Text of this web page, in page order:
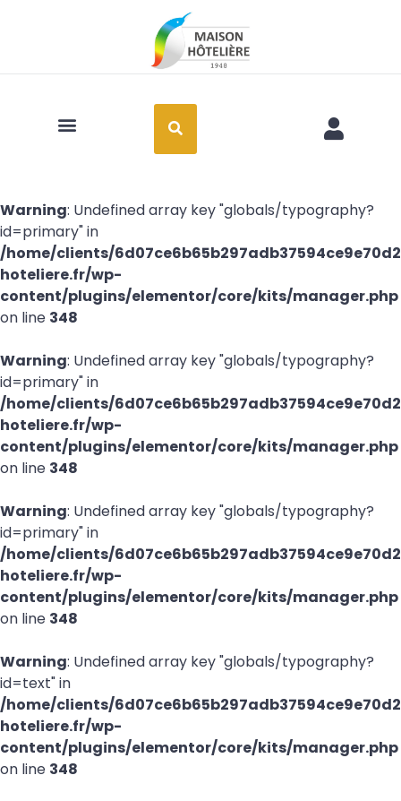
Warning: Undefined array key "globals/typography?
id=primary" in
/home/clients/
hoteliere.fr/wp-
content/plugins/elementor/core/kits/manager.php
on line 348
Warning: Undefined array key "globals/typography?
id=primary" in
/home/clients/
hoteliere.fr/wp-
content/plugins/elementor/core/kits/manager.php
on line 348
Warning: Undefined array key "globals/typography?
id=primary" in
/home/clients/
hoteliere.fr/wp-
content/plugins/elementor/core/kits/manager.php
on line 348
Warning: Undefined array key "globals/typography?
id=text" in
/home/clients/
hoteliere.fr/wp-
content/plugins/elementor/core/kits/manager.php
on line 348